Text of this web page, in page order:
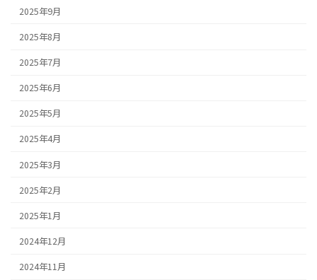
2025年9月
2025年8月
2025年7月
2025年6月
2025年5月
2025年4月
2025年3月
2025年2月
2025年1月
2024年12月
2024年11月